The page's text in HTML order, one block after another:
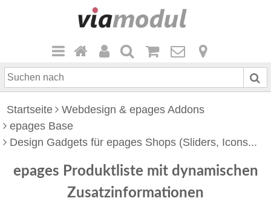
S
u
e
n
Startseite Webdesign & epages Addons
epages Base
Design Gadgets für epages Shops (Sliders, Icons...
epages Produktliste mit dynamischen
Zusatzinformationen